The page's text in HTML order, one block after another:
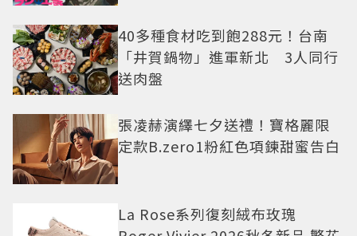
40多種食材吃到飽288元！台南
「井賀鍋物」進軍新北 3人同行
送肉盤
張凌赫演繹七夕送禮！寶格麗限
定款B.zero1粉紅色項鍊甜蜜告白
La Rose系列復刻絨布玫瑰